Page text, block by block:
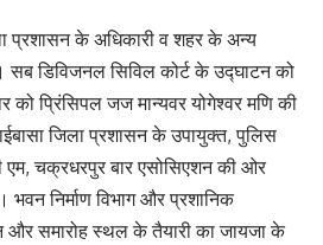
प्रशासन के अधिकारी व शहर के अन्य
सब डिविजनल सिविल कोर्ट के उद्घाटन को
को प्रिंसिपल जज मान्यवर योगेश्वर मणि की
जिला प्रशासन के उपायुक्त, पुलिस
चक्रधरपुर बार एसोसिएशन की ओर
भवन निर्माण विभाग और प्रशानिक
और समारोह स्थल के तैयारी का जायजा के